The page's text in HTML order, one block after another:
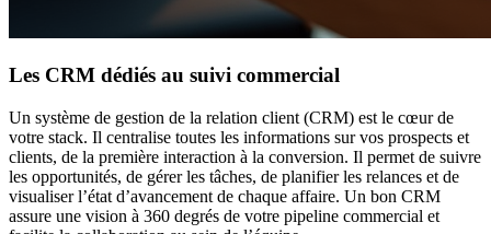
Les CRM dédiés au suivi commercial
Un système de gestion de la relation client (CRM) est le cœur de
votre stack. Il centralise toutes les informations sur vos prospects et
clients, de la première interaction à la conversion. Il permet de suivre
les opportunités, de gérer les tâches, de planifier les relances et de
visualiser l’état d’avancement de chaque affaire. Un bon CRM
assure une vision à 360 degrés de votre pipeline commercial et